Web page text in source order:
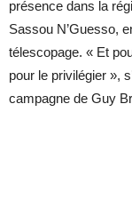
présence dans la
Sassou N’Guesso,
télescopage. « Et
pour le privilégier »,
campagne de Guy